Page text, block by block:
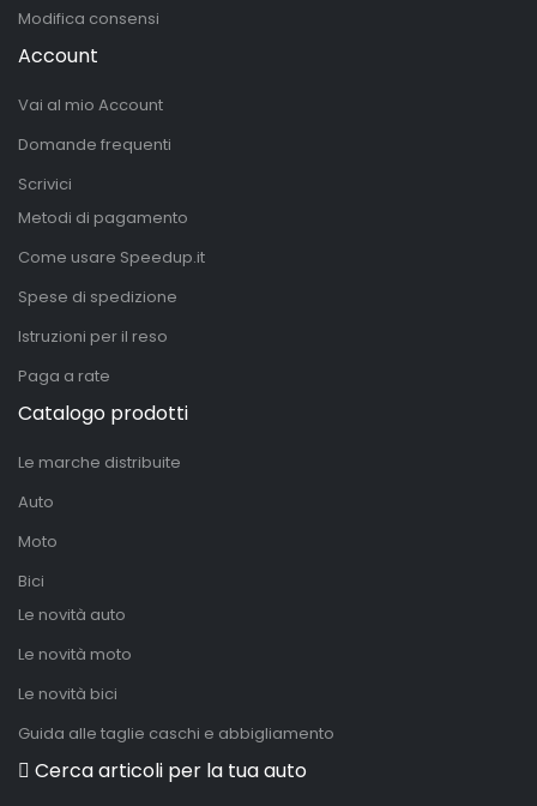
Modifica consensi
Account
Vai al mio Account
Domande frequenti
Scrivici
Metodi di pagamento
Come usare Speedup.it
Spese di spedizione
Istruzioni per il reso
Paga a rate
Catalogo prodotti
Le marche distribuite
Auto
Moto
Bici
Le novità auto
Le novità moto
Le novità bici
Guida alle taglie caschi e abbigliamento
Cerca articoli per la tua auto